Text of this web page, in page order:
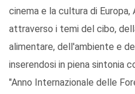
cinema e la cultura di
attraverso i temi del cibo,
alimentare, dell'ambiente e
inserendosi in piena sintonia
"Anno Internazionale delle